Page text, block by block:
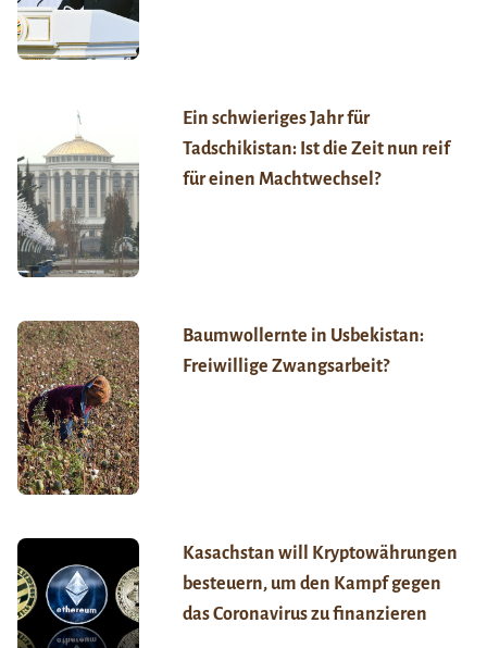
Ein schwieriges Jahr für
Tadschikistan: Ist die Zeit nun reif
für einen Machtwechsel?
Baumwollernte in Usbekistan:
Freiwillige Zwangsarbeit?
Kasachstan will Kryptowährungen
besteuern, um den Kampf gegen
das Coronavirus zu finanzieren